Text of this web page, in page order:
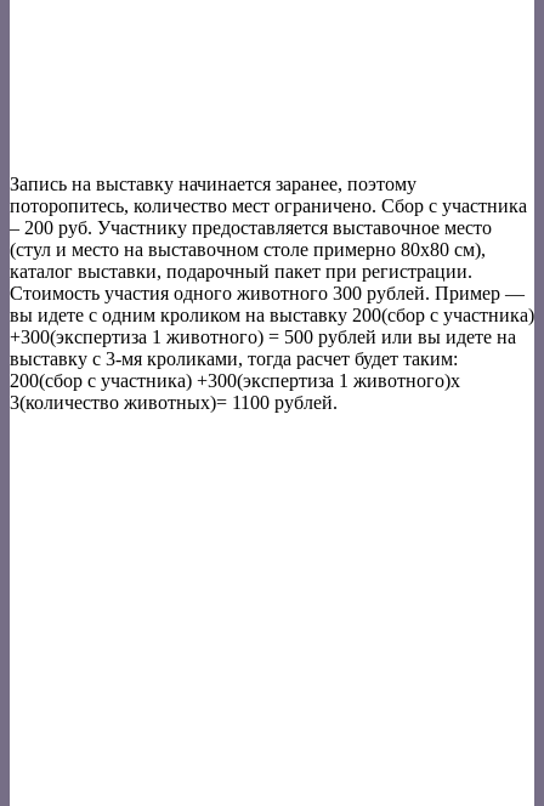
Запись на выставку начинается заранее, поэтому
поторопитесь, количество мест ограничено. Сбор с участника
– 200 руб. Участнику предоставляется выставочное место
(стул и место на выставочном столе примерно 80х80 см),
каталог выставки, подарочный пакет при регистрации.
Стоимость участия одного животного 300 рублей. Пример —
вы идете с одним кроликом на выставку 200(сбор с участника)
+300(экспертиза 1 животного) = 500 рублей или вы идете на
выставку с 3-мя кроликами, тогда расчет будет таким:
200(сбор с участника) +300(экспертиза 1 животного)х
3(количество животных)= 1100 рублей.